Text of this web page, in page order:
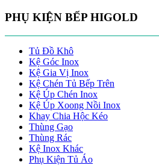
PHỤ KIỆN BẾP HIGOLD
Tủ Đồ Khô
Kệ Góc Inox
Kệ Gia Vị Inox
Kệ Chén Tủ Bếp Trên
Kệ Úp Chén Inox
Kệ Úp Xoong Nồi Inox
Khay Chia Hộc Kéo
Thùng Gạo
Thùng Rác
Kệ Inox Khác
Phụ Kiện Tủ Áo